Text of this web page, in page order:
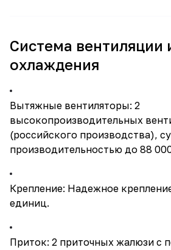
Система вентиляции
охлаждения
Вытяжные вентиляторы: 2
высокопроизводительных
(российского производства),
производительностью до 88
Крепление: Надежное
единиц.
Приток: 2 приточных жалюзи с